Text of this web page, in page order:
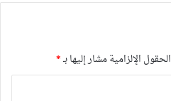
الحقول الإلزامية مشار إليها بـ*